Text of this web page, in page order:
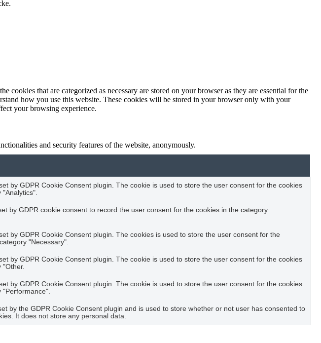
that are categorized as necessary are stored on your browser as they are essential for the
how you use this website. These cookies will be stored in your browser only with your
your browsing experience.
and security features of the website, anonymously.
by GDPR Cookie Consent plugin. The cookie is used to store the user consent for the cookies
by GDPR cookie consent to record the user consent for the cookies in the category
by GDPR Cookie Consent plugin. The cookies is used to store the user consent for the
"Necessary".
by GDPR Cookie Consent plugin. The cookie is used to store the user consent for the cookies
"Other.
by GDPR Cookie Consent plugin. The cookie is used to store the user consent for the cookies
"Performance".
by the GDPR Cookie Consent plugin and is used to store whether or not user has consented to
It does not store any personal data.